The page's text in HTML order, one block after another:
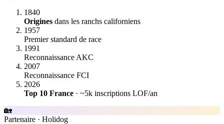
1840
Origines dans les ranchs californiens
1957
Premier standard de race
1991
Reconnaissance AKC
2007
Reconnaissance FCI
2026
Top 10 France · ~5k inscriptions LOF/an
🏡
Partenaire · Holidog